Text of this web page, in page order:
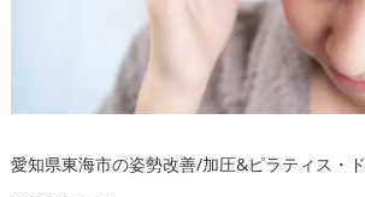
愛知県東海市の姿勢改善/加圧&ピラティス・